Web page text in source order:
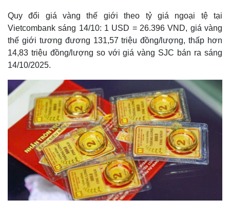
Quy đổi giá vàng thế giới theo tỷ giá ngoại tệ tại
Vietcombank sáng 14/10: 1 USD = 26.396 VND, giá vàng
thế giới tương đương 131,57 triệu đồng/lượng, thấp hơn
14,83 triệu đồng/lượng so với giá vàng SJC bán ra sáng
14/10/2025.